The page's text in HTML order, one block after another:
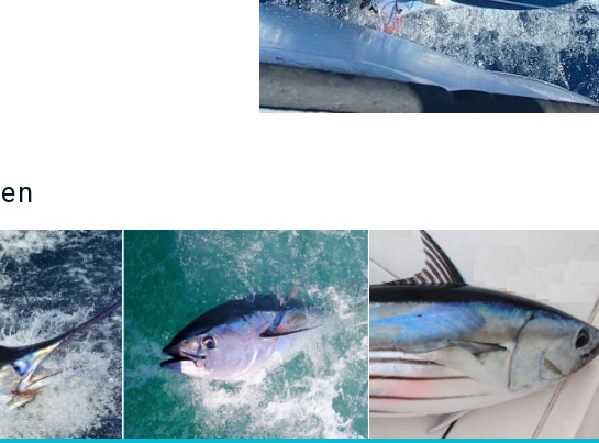
(Thunnus
500kg+ schwer
Räuber
mit
spinning oder
>
Der echte Bonito(Katsuwonus
pelamis)hat ein starker Körper
mit auffällige dunkle Bänder auf
die Seiten. Dieser kleine Thunfisch
kann bis zu 1 Meter lang und bis
10 kg schwer werden. Er wird
haubtsächlich beim schleppen
gefangen.
AUSKUNFT >
Die Goldmakrele
hippurus)wird auch allgemein als
Dorado, Mahi Mahi, Delphin oder
Delphinfisch bezeichnet. Sie sind
an ihren stumpf geformten
Köpfen, der langen Rückenflosse
und ihrer hellen Farbe zu
erkennen, dunkelblau und grün
auf ihrer Rückenseite und gelb auf
ihren Seiten und ihrer Unterseite.